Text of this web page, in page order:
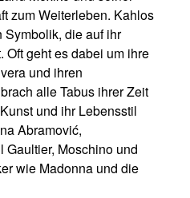
zum Weiterleben. Kahlos
Symbolik, die auf ihr
geht es dabei um ihre
und ihren
alle Tabus ihrer Zeit
und ihr Lebensstil
Abramović,
Moschino und
wie Madonna und die